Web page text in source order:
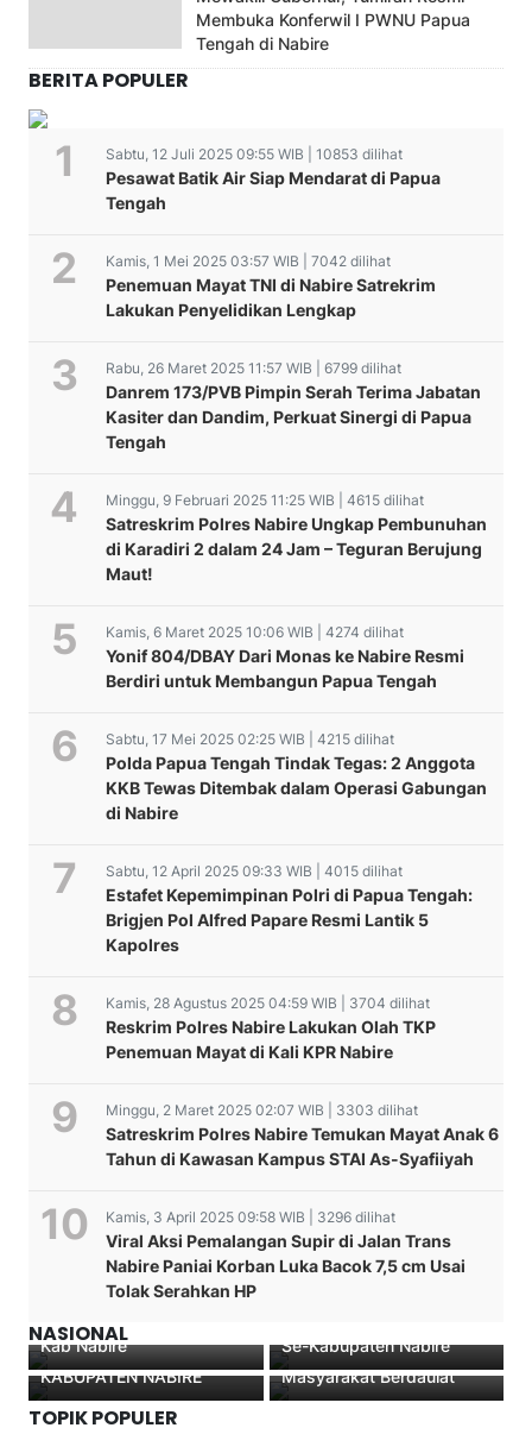
Membuka Konferwil I PWNU Papua
Tengah di Nabire
BERITA POPULER
Sabtu, 12 Juli 2025 09:55 WIB | 10853 dilihat
Pesawat Batik Air Siap Mendarat di Papua
Tengah
Kamis, 1 Mei 2025 03:57 WIB | 7042 dilihat
Penemuan Mayat TNI di Nabire Satrekrim
Lakukan Penyelidikan Lengkap
Rabu, 26 Maret 2025 11:57 WIB | 6799 dilihat
Danrem 173/PVB Pimpin Serah Terima Jabatan
Kasiter dan Dandim, Perkuat Sinergi di Papua
Tengah
Minggu, 9 Februari 2025 11:25 WIB | 4615 dilihat
Satreskrim Polres Nabire Ungkap Pembunuhan
di Karadiri 2 dalam 24 Jam – Teguran Berujung
Maut!
Kamis, 6 Maret 2025 10:06 WIB | 4274 dilihat
Yonif 804/DBAY Dari Monas ke Nabire Resmi
Berdiri untuk Membangun Papua Tengah
Sabtu, 17 Mei 2025 02:25 WIB | 4215 dilihat
Polda Papua Tengah Tindak Tegas: 2 Anggota
KKB Tewas Ditembak dalam Operasi Gabungan
di Nabire
Sabtu, 12 April 2025 09:33 WIB | 4015 dilihat
Estafet Kepemimpinan Polri di Papua Tengah:
Brigjen Pol Alfred Papare Resmi Lantik 5
Kapolres
Kamis, 28 Agustus 2025 04:59 WIB | 3704 dilihat
Reskrim Polres Nabire Lakukan Olah TKP
Penemuan Mayat di Kali KPR Nabire
Minggu, 2 Maret 2025 02:07 WIB | 3303 dilihat
Satreskrim Polres Nabire Temukan Mayat Anak 6
Tahun di Kawasan Kampus STAI As-Syafiiyah
Kamis, 3 April 2025 09:58 WIB | 3296 dilihat
Viral Aksi Pemalangan Supir di Jalan Trans
Nabire Paniai Korban Luka Bacok 7,5 cm Usai
Tolak Serahkan HP
NASIONAL
Ratusan Hadiah Family
Kab Nabire
Waka Polres Hadiri
Pembukaan Kegiatan
Se-Kabupaten Nabire
WORKSHOP
PENINGKATAN
KAPASITAS
MASYARAKAT DI BIDANG
PERTANIAN KELAUTAN
DAN PERIKANAN DI
KABUPATEN NABIRE
Pangan Kuat, Nabire Kuat,
Masyarakat Berdaulat
TOPIK POPULER